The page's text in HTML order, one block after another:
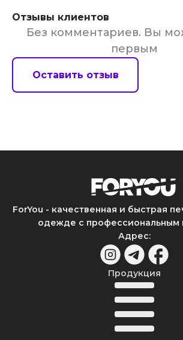
Отзывы клиентов
Без комментариев. Вы
первым
Оставить отзыв
ForYou - качественная и быстрая
одежде с профессиональным
Адрес:
Продукция